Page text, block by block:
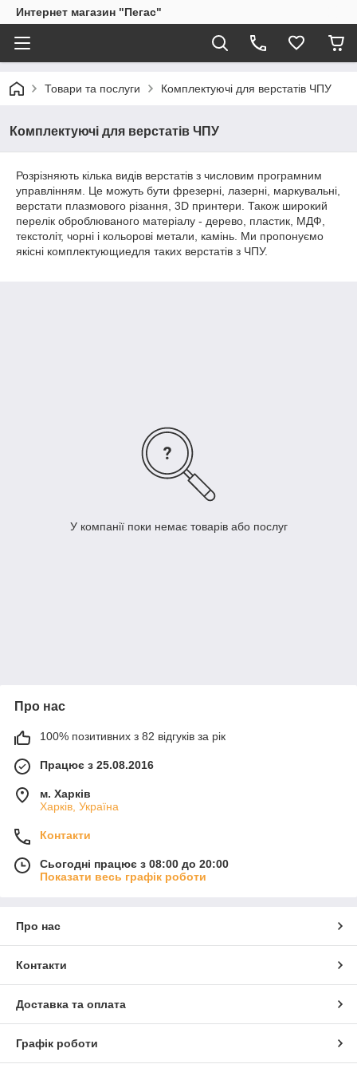
Интернет магазин "Пегас"
Товари та послуги Комплектуючі для верстатів ЧПУ
Комплектуючі для верстатів ЧПУ
Розрізняють кілька видів верстатів з числовим програмним
управлінням. Це можуть бути фрезерні, лазерні, маркувальні,
верстати плазмового різання, 3D принтери. Також широкий
перелік оброблюваного матеріалу - дерево, пластик, МДФ,
текстоліт, чорні і кольорові метали, камінь. Ми пропонуємо
якісні комплектующиедля таких верстатів з ЧПУ.
У компанії поки немає товарів або послуг
Про нас
100% позитивних з 82 відгуків за рік
Працює з 25.08.2016
м. Харків
Харків, Україна
Контакти
Сьогодні працює з 08:00 до 20:00
Показати весь графік роботи
Про нас
Контакти
Доставка та оплата
Графік роботи